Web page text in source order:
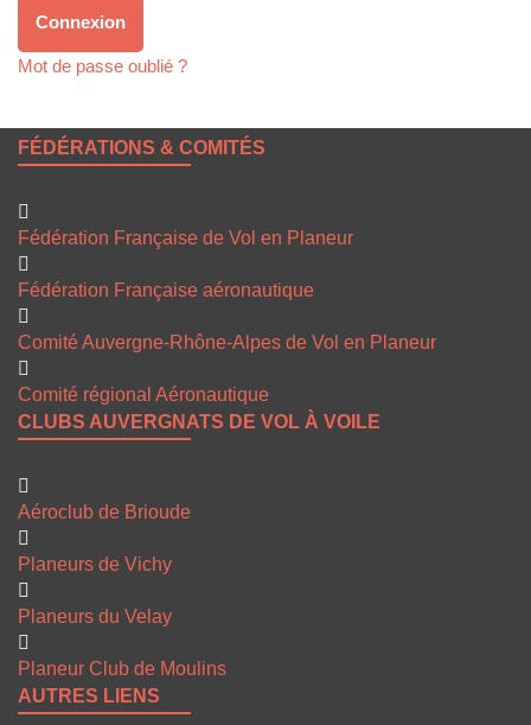
Mot de passe oublié ?
FÉDÉRATIONS & COMITÉS
Fédération Française de Vol en Planeur
Fédération Française aéronautique
Comité Auvergne-Rhône-Alpes de Vol en Planeur
Comité régional Aéronautique
CLUBS AUVERGNATS DE VOL À VOILE
Aéroclub de Brioude
Planeurs de Vichy
Planeurs du Velay
Planeur Club de Moulins
AUTRES LIENS